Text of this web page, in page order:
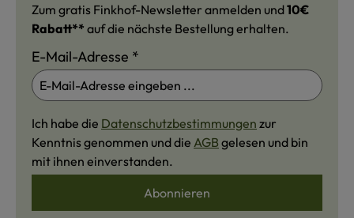
Zum gratis Finkhof-Newsletter anmelden und10€
Rabatt** auf die nächste Bestellung erhalten.
E-Mail-Adresse *
Ich habe die Datenschutzbestimmungen zur
Kenntnis genommen und die AGB gelesen und bin
mit ihnen einverstanden.
Abonnieren